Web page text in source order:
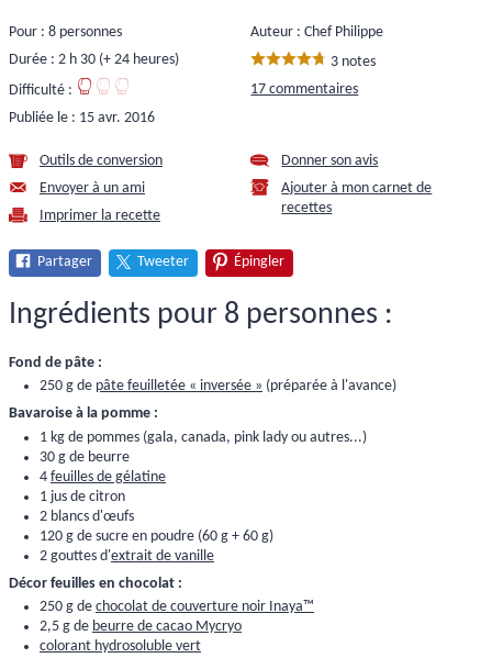
Pour : 8 personnes
Durée : 2 h 30 (+ 24 heures)
Difficulté :
Publiée le : 15 avr. 2016
Auteur : Chef Philippe
3 notes
17 commentaires
Outils de conversion
Envoyer à un ami
Imprimer la recette
Donner son avis
Ajouter à mon carnet de
recettes
Partager Tweeter Épingler
Ingrédients pour 8 personnes :
Fond de pâte :
250 g de pâte feuilletée « inversée » (préparée à l'avance)
Bavaroise à la pomme :
1 kg de pommes (gala, canada, pink lady ou autres...)
30 g de beurre
4 feuilles de gélatine
1 jus de citron
2 blancs d'œufs
120 g de sucre en poudre (60 g + 60 g)
2 gouttes d'extrait de vanille
Décor feuilles en chocolat :
250 g de chocolat de couverture noir Inaya™
2,5 g de beurre de cacao Mycryo
colorant hydrosoluble vert